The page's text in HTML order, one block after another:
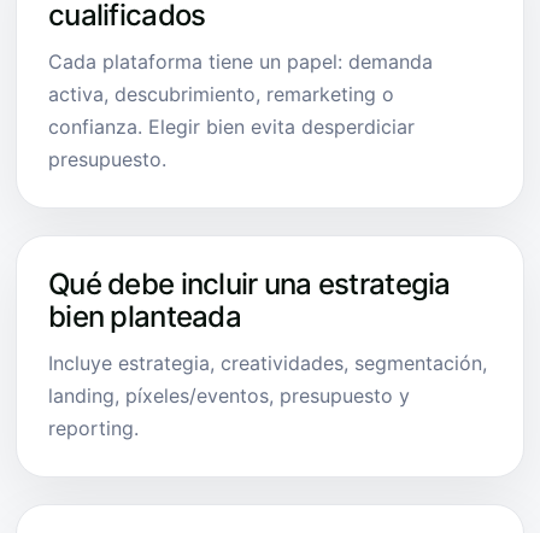
cualificados
Cada plataforma tiene un papel: demanda
activa, descubrimiento, remarketing o
confianza. Elegir bien evita desperdiciar
presupuesto.
Qué debe incluir una estrategia
bien planteada
Incluye estrategia, creatividades, segmentación,
landing, píxeles/eventos, presupuesto y
reporting.